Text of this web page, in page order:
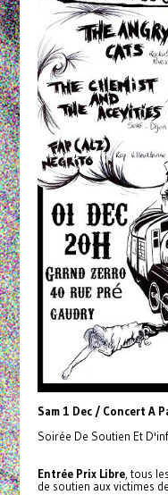
Sam 1 Dec / Concert A
Soirée De Soutien Et
Entrée Prix Libre, tous
de soutien aux victimes